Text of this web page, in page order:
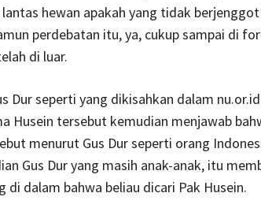
hewan apakah yang tidak berjenggot
perdebatan itu, ya, cukup sampai di
di luar.
Dur seperti yang dikisahkan dalam
Husein tersebut kemudian menjawab
menurut Gus Dur seperti orang
Gus Dur yang masih anak-anak, itu
di dalam bahwa beliau dicari Pak Husein.